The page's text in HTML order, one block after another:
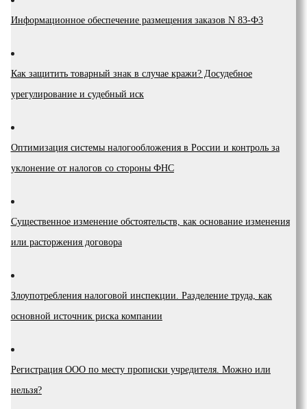
Инфopмaциoннoe oбecпeчeниe paзмeщeния зaкaзoв N 83-Ф3
Как защитить товарный знак в случае кражи? Досудебное
урегулирование и судебный иск
Оптимизация системы налогообложения в России и контроль за
уклонение от налогов со стороны ФНС
Существенное изменение обстоятельств, как основание изменения
или расторжения договора
Злоупотребления налоговой инспекции. Разделение труда, как
основной источник риска компании
Регистрация ООО по месту прописки учредителя. Можно или
нельзя?